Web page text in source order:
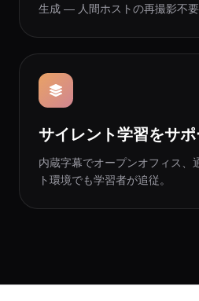
生成 — 人間ホストの再撮影不要
サイレント学習をサ
内蔵字幕でオープンオフィス、
ト環境でも学習者が追従。